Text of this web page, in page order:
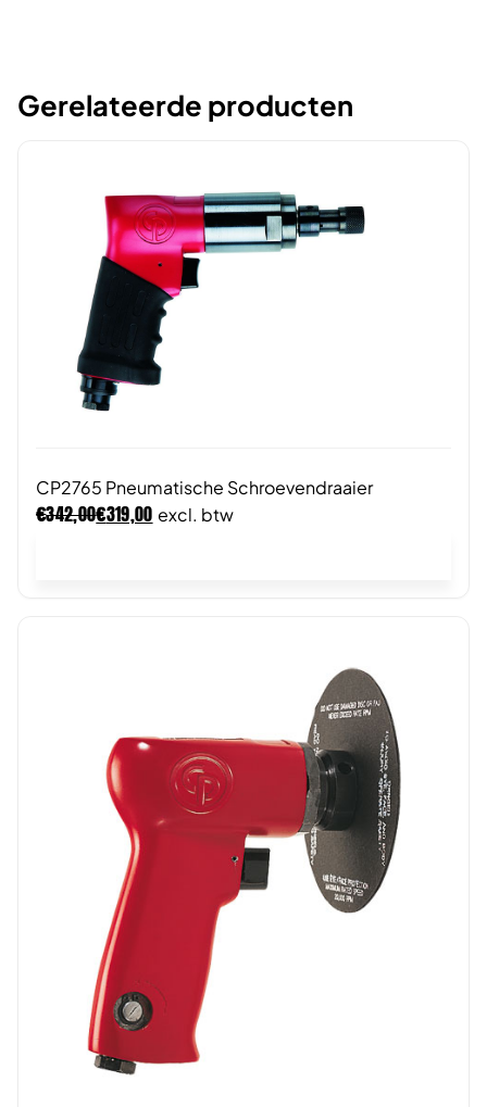
Gerelateerde producten
CP2765 Pneumatische Schroevendraaier
€342,00€319,00 excl. btw